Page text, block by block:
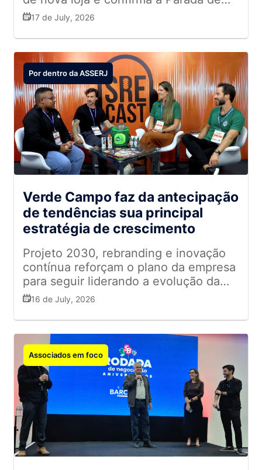
Natal em Angra dos Reis
17 de July, 2026
Por dentro da ASSERJ
Verde Campo faz da antecipação
de tendências sua principal
estratégia de crescimento
Projeto 2030, rebranding e inovação
contínua reforçam o plano da empresa
para seguir liderando a evolução da
categoria de lácteos saudáveis
16 de July, 2026
Associados em foco